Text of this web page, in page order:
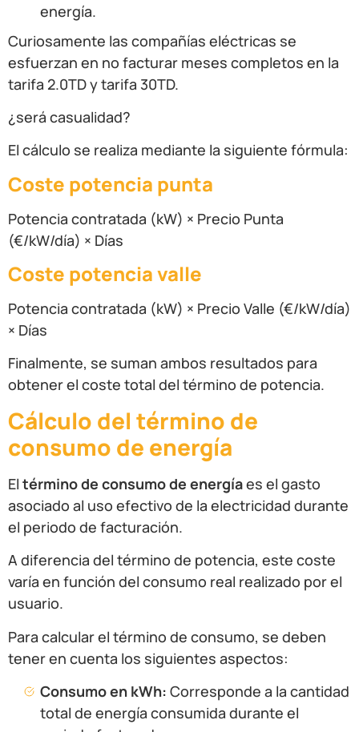
energía.
Curiosamente las compañías eléctricas se
esfuerzan en no facturar meses completos en la
tarifa 2.0TD y tarifa 30TD.
¿será casualidad?
El cálculo se realiza mediante la siguiente fórmula:
Coste potencia punta
Potencia contratada (kW) × Precio Punta
(€/kW/día) × Días
Coste potencia valle
Potencia contratada (kW) × Precio Valle (€/kW/día)
× Días
Finalmente, se suman ambos resultados para
obtener el coste total del término de potencia.
Cálculo del término de
consumo de energía
El término de consumo de energíaes el gasto
asociado al uso efectivo de la electricidad durante
el periodo de facturación.
A diferencia del término de potencia, este coste
varía en función del consumo real realizado por el
usuario.
Para calcular el término de consumo, se deben
tener en cuenta los siguientes aspectos:
Consumo en kWh: Corresponde a la cantidad
total de energía consumida durante el